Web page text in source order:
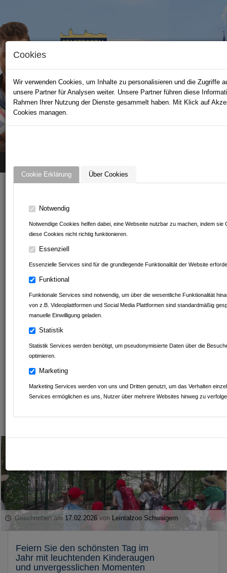
Cookies
Wir verwenden Cookies, um Inhalte zu personalisieren und die Zugriffe
unsere Partner für Analysen weiter. Unsere Partner führen diese
Rahmen Ihrer Nutzung der Dienste gesammelt haben. Mit Klick auf
Cookies managen.
Cookie Erklärung Über Cookies
Notwendig
Notwendige Cookies helfen dabei, eine Webseite nutzbar zu machen, indem
diese Cookies nicht richtig funktionieren.
Essenziell
Essenzielle Services sind für die grundlegende Funktionalität der Website
Funktional
Funktionale Services sind notwendig, um über die wesentliche Funktionalität
von z.B. Videoplattformen und Social Media Plattformen sind standardmäßig
manuelle Einwilligung geladen.
Statistik
Statistik Services werden benötigt, um pseudonymisierte Daten über die
optimieren.
Marketing
Marketing Services werden von uns und Dritten genutzt, um das Verhalten
Services ermöglichen es uns, Nutzer über mehrere Websites hinweg zu
SCHWAIGERN
Was gibt es Neues?
Fahrschule Florian Leichtle
B. Wilhelm Schwab Raumausstatter-Meisterbetrieb
Outdoor Outlet
Heart Balls Tattoo
Kartoffelhof Schmälzle
Geschrieben am 17.02.2026 von Leintalzoo Schwaigern
Feiern Sie den schönsten Tag im
Jahr mit leuchtenden Kinderaugen
und unvergesslichen Momenten